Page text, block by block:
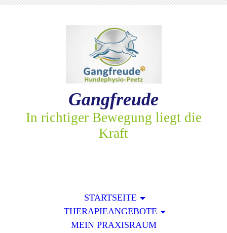
Gangfreude
In richtiger Bewegung liegt die
Kraft
STARTSEITE
THERAPIEANGEBOTE
MEIN PRAXISRAUM